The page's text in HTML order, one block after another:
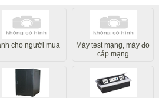
cho người mua
Máy test mạng, máy đo
cáp mạng